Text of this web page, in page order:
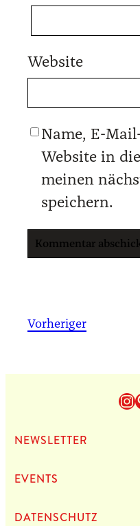
Website
Name, E-
Website in
meinen
speichern.
Vorheriger
NEWS­LET­TER
EVENTS
DATEN­SCHUTZ